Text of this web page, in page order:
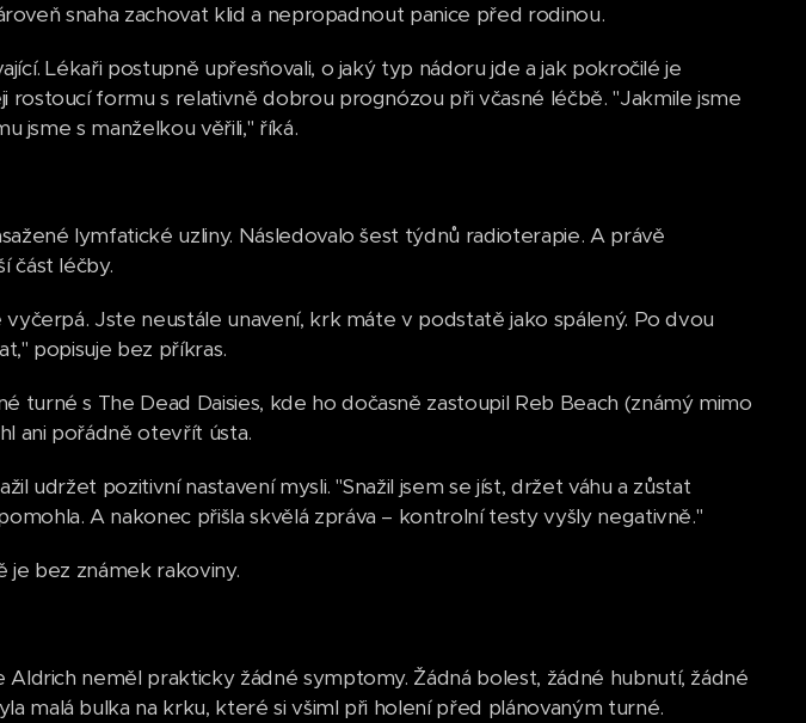
snaha zachovat klid a nepropadnout panice před rodinou.
Lékaři postupně upřesňovali, o jaký typ nádoru jde a jak pokročilé je
rostoucí formu s relativně dobrou prognózou při včasné léčbě. "Jakmile jsme
jsme s manželkou věřili," říká.
lymfatické uzliny. Následovalo šest týdnů radioterapie. A právě
část léčby.
Jste neustále unavení, krk máte v podstatě jako spálený. Po dvou
popisuje bez příkras.
turné s The Dead Daisies, kde ho dočasně zastoupil Reb Beach (známý mimo
ani pořádně otevřít ústa.
udržet pozitivní nastavení mysli. "Snažil jsem se jíst, držet váhu a zůstat
A nakonec přišla skvělá zpráva – kontrolní testy vyšly negativně."
je bez známek rakoviny.
neměl prakticky žádné symptomy. Žádná bolest, žádné hubnutí, žádné
malá bulka na krku, které si všiml při holení před plánovaným turné.